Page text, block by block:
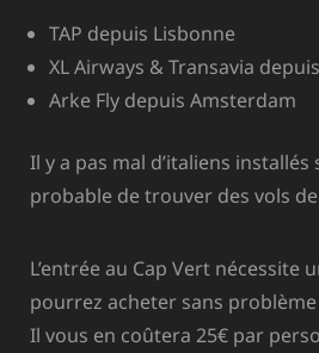
TAP depuis Lisbonne
XL Airways & Transavia
Arke Fly depuis Amsterdam
Il y a pas mal d’italiens installés
probable de trouver des vols
L’entrée au Cap Vert nécessite
pourrez acheter sans
Il vous en coûtera 25€ par